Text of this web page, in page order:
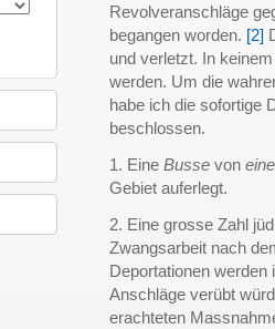
Revolveranschläge
begangen worden. [2]
und verletzt. In
werden. Um die
habe ich die sofortige
beschlossen.
1. Eine Busse von
Gebiet auferlegt.
2. Eine grosse Zahl
Zwangsarbeit nach
Deportationen
Anschläge verübt
erachteten